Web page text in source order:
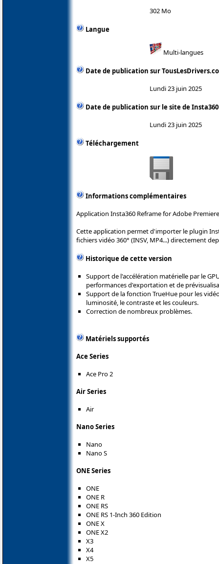
302 Mo
Langue
Multi-langues
Date de publication sur
Lundi 23 juin 2025
Date de publication sur le site de Insta360
Lundi 23 juin 2025
Téléchargement
Informations complémentaires
Application Insta360 Reframe for Adobe
Cette application permet d'importer le plugin
fichiers vidéo 360° (INSV, MP4...) directement
Historique de cette version
Support de l'accélération matérielle par le
performances d'exportation et de
Support de la fonction TrueHue pour les
luminosité, le contraste et les couleurs.
Correction de nombreux problèmes.
Matériels supportés
Ace Series
Ace Pro 2
Air Series
Air
Nano Series
Nano
Nano S
ONE Series
ONE
ONE R
ONE RS
ONE RS 1-Inch 360 Edition
ONE X
ONE X2
X3
X4
X5